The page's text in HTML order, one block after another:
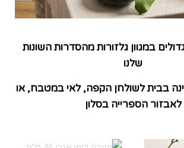
במגוון גלזורות מהסדרות השונות
שלנו
בבית לשולחן הקפה, לאי במטבח, או
לאבזור הספרייה בסלון